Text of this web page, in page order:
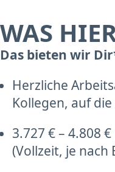
WAS
Das bieten wir
Herzliche
Kollegen, auf
3.727 € – 4.808
(Vollzeit, je